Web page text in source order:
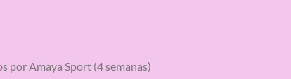
por Amaya Sport (4 semanas)